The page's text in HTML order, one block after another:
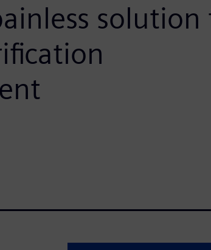
solution